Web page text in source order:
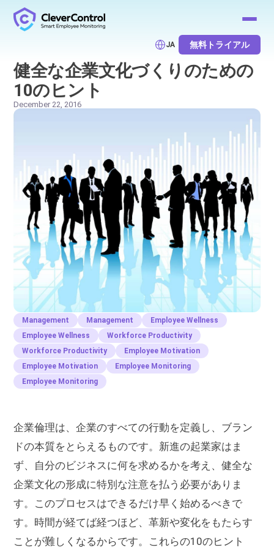
JA 無料トライアル
健全な企業文化づくりのための
10のヒント
December 22, 2016
Management Management
Employee Wellness
Employee Wellness
Workforce Productivity
Workforce Productivity
Employee Motivation
Employee Motivation
Employee Monitoring
Employee Monitoring
企業倫理は、企業のすべての行動を定義し、ブラン
ドの本質をとらえるものです。新進の起業家はま
ず、自分のビジネスに何を求めるかを考え、健全な
企業文化の形成に特別な注意を払う必要がありま
す。このプロセスはできるだけ早く始めるべきで
す。時間が経てば経つほど、革新や変化をもたらす
ことが難しくなるからです。これらの10のヒント